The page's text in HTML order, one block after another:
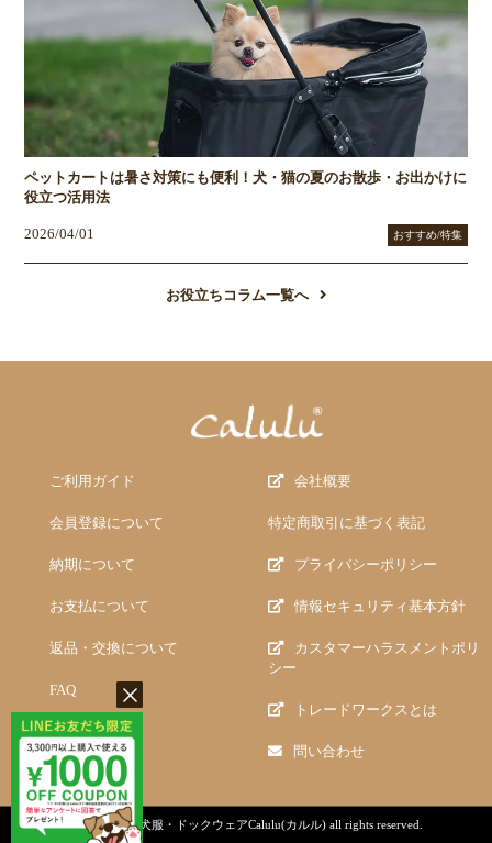
ペットカートは暑さ対策にも便利！犬・猫の夏のお散歩・お出かけに
役立つ活用法
2026/04/01 おすすめ/特集
お役立ちコラム一覧へ
ご利用ガイド
会員登録について
納期について
お支払について
返品・交換について
FAQ
会社概要
特定商取引に基づく表記
プライバシーポリシー
情報セキュリティ基本方針
カスタマーハラスメントポリ
シー
トレードワークスとは
問い合わせ
copyright (c)犬服・ドックウェアCalulu(カルル) all rights reserved.